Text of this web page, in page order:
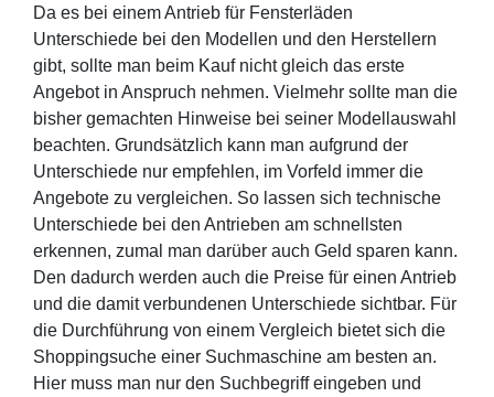
Da es bei einem Antrieb für Fensterläden
Unterschiede bei den Modellen und den Herstellern
gibt, sollte man beim Kauf nicht gleich das erste
Angebot in Anspruch nehmen. Vielmehr sollte man die
bisher gemachten Hinweise bei seiner Modellauswahl
beachten. Grundsätzlich kann man aufgrund der
Unterschiede nur empfehlen, im Vorfeld immer die
Angebote zu vergleichen. So lassen sich technische
Unterschiede bei den Antrieben am schnellsten
erkennen, zumal man darüber auch Geld sparen kann.
Den dadurch werden auch die Preise für einen Antrieb
und die damit verbundenen Unterschiede sichtbar. Für
die Durchführung von einem Vergleich bietet sich die
Shoppingsuche einer Suchmaschine am besten an.
Hier muss man nur den Suchbegriff eingeben und